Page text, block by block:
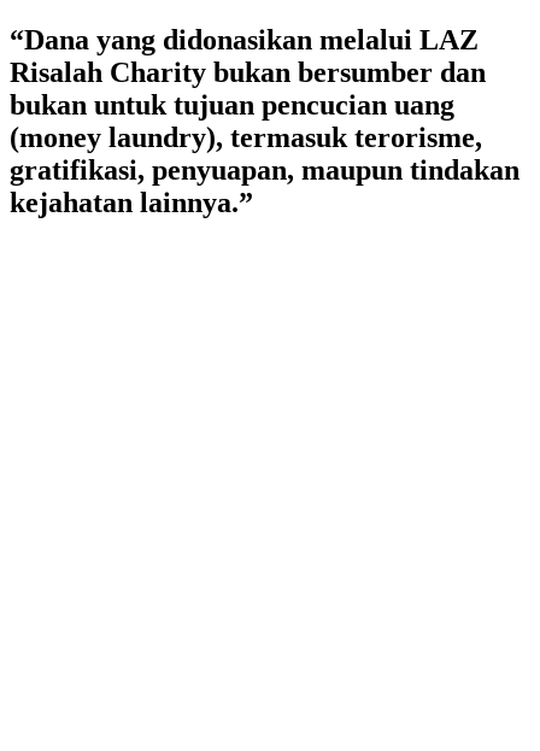
Lewati
ke
konten
“Dana yang didonasikan melalui LAZ
Risalah Charity bukan bersumber dan
bukan untuk tujuan pencucian uang
(money laundry), termasuk terorisme,
gratifikasi, penyuapan, maupun tindakan
kejahatan lainnya.”